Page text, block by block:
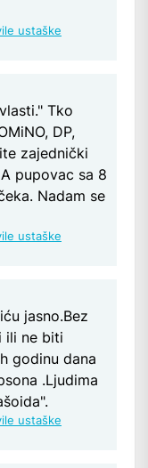
ustaške
Tko
DP,
zajednički
pupovac sa 8
Nadam se
ustaške
jasno.Bez
ili ne biti
godinu dana
.Ljudima
ustaške